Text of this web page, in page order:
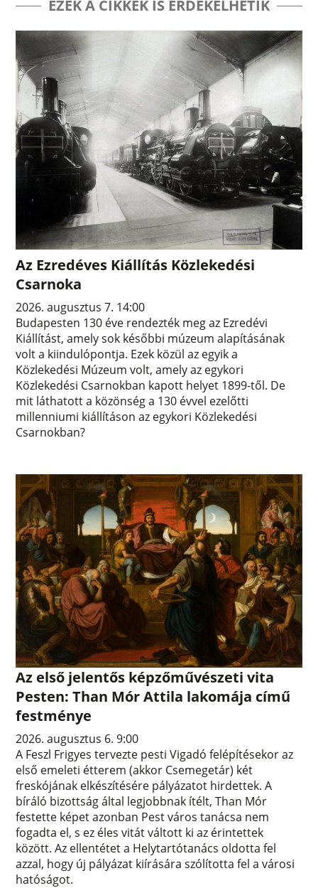
EZEK A CIKKEK IS ÉRDEKELHETIK
Az Ezredéves Kiállítás Közlekedési
Csarnoka
2026. augusztus 7. 14:00
Budapesten 130 éve rendezték meg az Ezredévi
Kiállítást, amely sok későbbi múzeum alapításának
volt a kiindulópontja. Ezek közül az egyik a
Közlekedési Múzeum volt, amely az egykori
Közlekedési Csarnokban kapott helyet 1899-től. De
mit láthatott a közönség a 130 évvel ezelőtti
millenniumi kiállításon az egykori Közlekedési
Csarnokban?
Az első jelentős képzőművészeti vita
Pesten: Than Mór Attila lakomája című
festménye
2026. augusztus 6. 9:00
A Feszl Frigyes tervezte pesti Vigadó felépítésekor az
első emeleti étterem (akkor Csemegetár) két
freskójának elkészítésére pályázatot hirdettek. A
bíráló bizottság által legjobbnak ítélt, Than Mór
festette képet azonban Pest város tanácsa nem
fogadta el, s ez éles vitát váltott ki az érintettek
között. Az ellentétet a Helytartótanács oldotta fel
azzal, hogy új pályázat kiírására szólította fel a városi
hatóságot.